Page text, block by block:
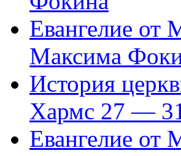
Евангелие от
Максима
История
Хармс 27 —
Евангелие от